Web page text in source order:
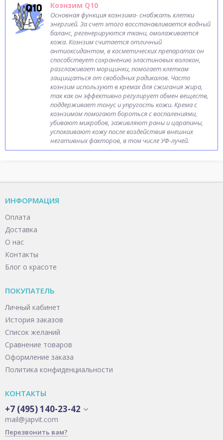
Коэнзим Q10
Основная функция коэнзима- снабжать клетки
энергией. За счет этого восстанавливается водный
баланс, регенерируются ткани, омолаживается
кожа. Коэнзим считается отличный
антиоксидантом, в косметических препаратах он
способствует сохранению эластиновых волокон,
разглаживает морщинки, помогает клеткам
защищаться от свободных радикалов. Часто
коэнзим используют в кремах для сжигания жира,
так как он эффективно регулирует обмен веществ,
поддерживает тонус и упругость кожи. Крема с
коэнзимом помогают бороться с воспалениями,
убивают микробов, заживляют раны и царапины,
успокаивают кожу после воздействия внешних
негативных факторов, в том числе УФ-лучей.
ИНФОРМАЦИЯ
Оплата
Доставка
О нас
Контакты
Блог о красоте
ПОКУПАТЕЛЬ
Личный кабинет
История заказов
Список желаний
Сравнение товаров
Оформление заказа
Политика конфиденциальности
КОНТАКТЫ
+7 (495) 140-23-42
mail@japvit.com
Перезвонить вам?